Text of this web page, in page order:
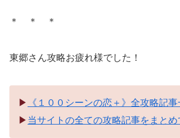
＊ ＊ ＊
東郷さん攻略お疲れ様でした！
▶︎
《１００シーンの恋＋》全攻略記
▶︎ 当サイトの全ての攻略記事をまとめ